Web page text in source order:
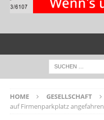
HOME GESELLSCHAFT
auf Firmenparkplatz angefahren